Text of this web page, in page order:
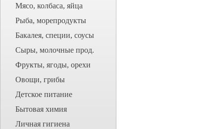
Мясо, колбаса, яйца
Рыба, морепродукты
Бакалея, специи, соусы
Сыры, молочные прод.
Фрукты, ягоды, орехи
Овощи, грибы
Детское питание
Бытовая химия
Личная гигиена